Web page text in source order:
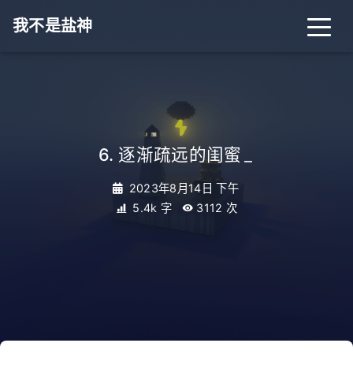
我不是盐神
6. 逐渐疏远的闺蜜
2023年8月14日 下午
5.4k 字
3112 次